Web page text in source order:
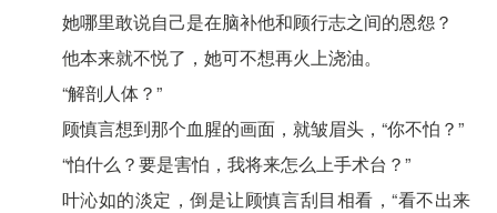
她哪里敢说自己是在脑补他和顾行志之间的恩怨？
他本来就不悦了，她可不想再火上浇油。
“解剖人体？”
顾慎言想到那个血腥的画面，就皱眉头，“你不怕？”
“怕什么？要是害怕，我将来怎么上手术台？”
叶沁如的淡定，倒是让顾慎言刮目相看，“看不出来